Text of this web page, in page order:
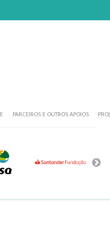
PARCEIROS E OUTROS APOIOS